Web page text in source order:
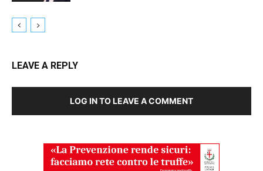
LEAVE A REPLY
LOG IN TO LEAVE A COMMENT